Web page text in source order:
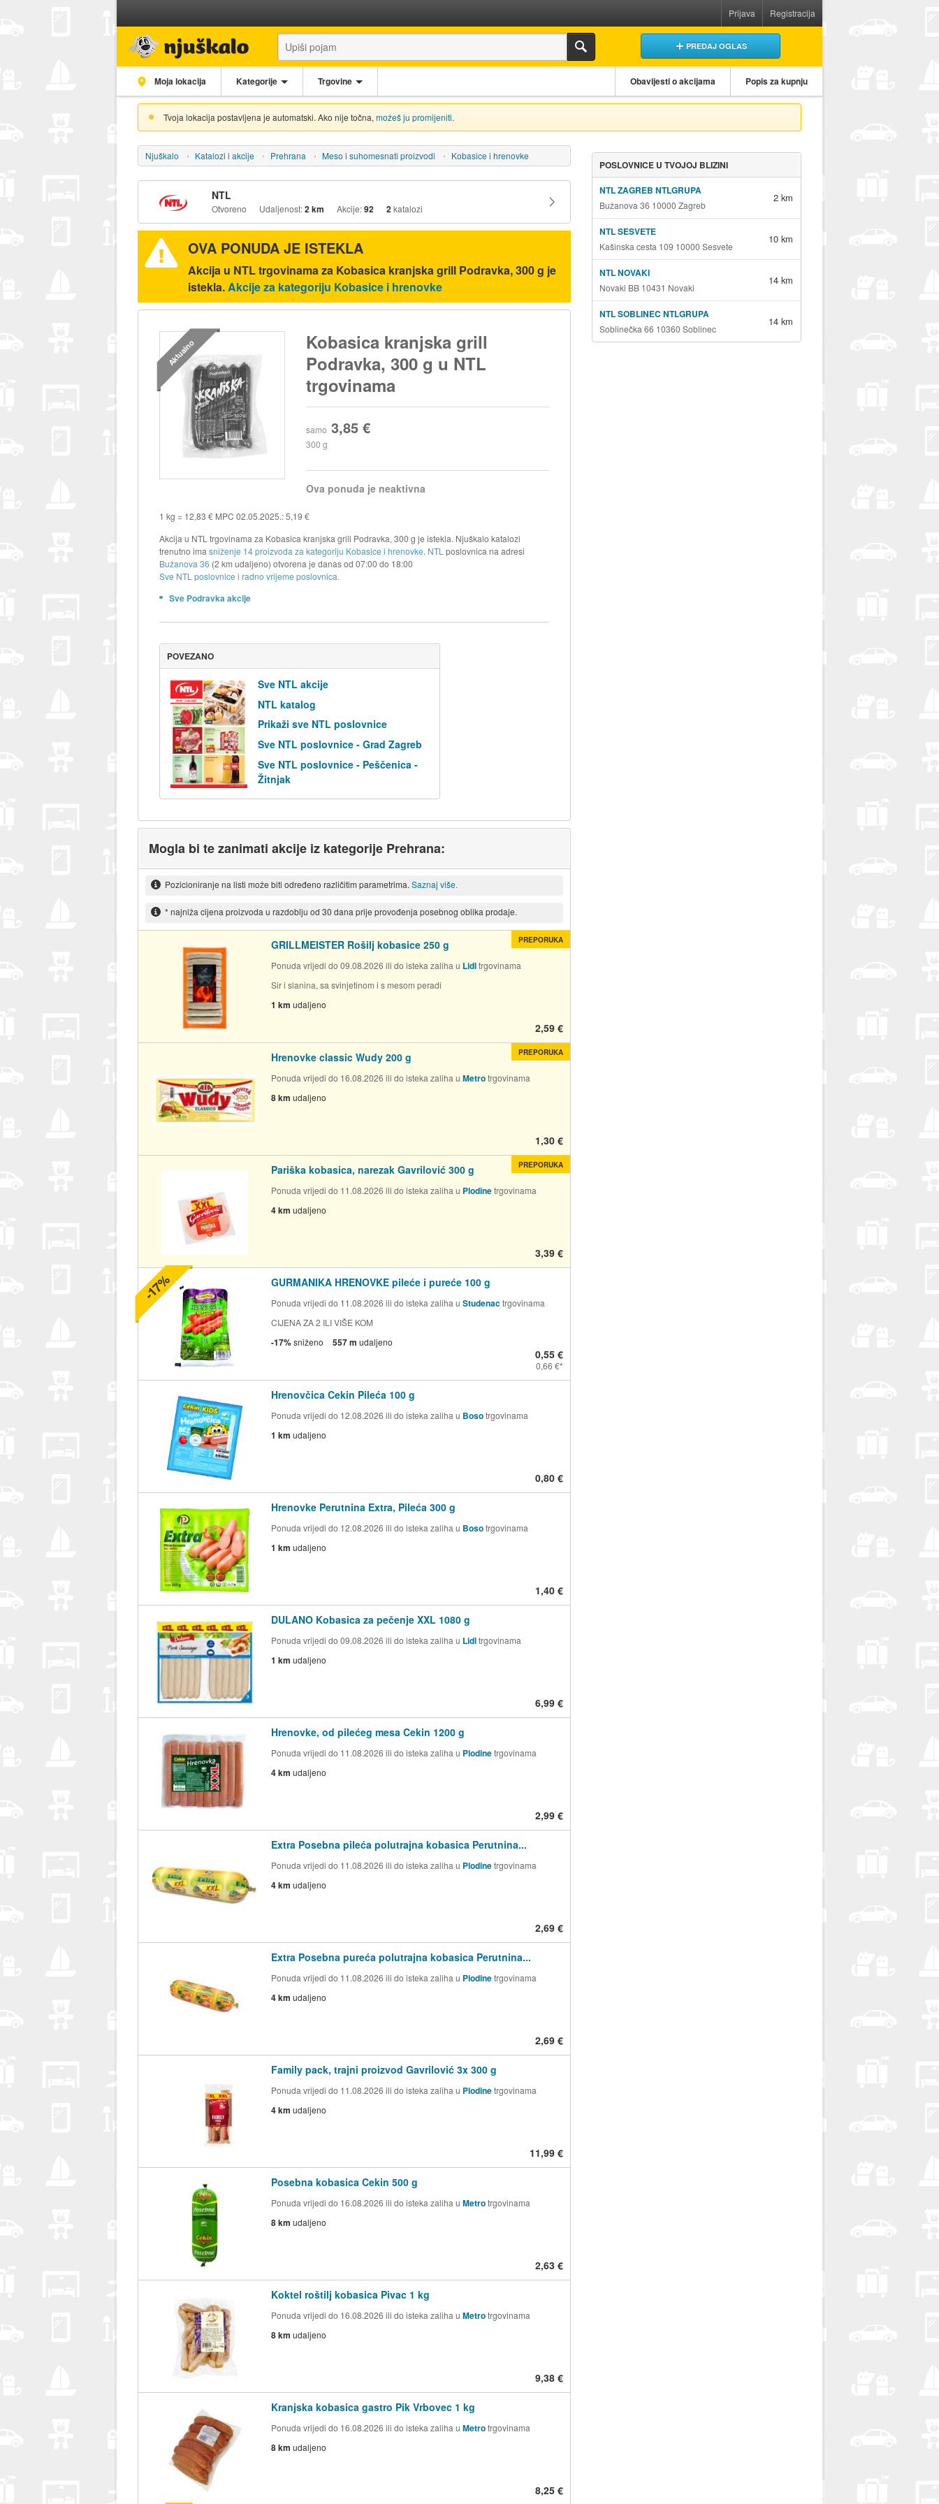
Prijava Registracija
PREDAJ OGLAS
Moja lokacija Kategorije Trgovine Obavijesti o akcijama Popis za kupnju
Tvoja lokacija postavljena je automatski. Ako nije točna, možeš ju promijeniti.
Njuškalo Katalozi i akcije Prehrana Meso i suhomesnati proizvodi Kobasice i hrenovke
NTL
Otvoreno Udaljenost:2 km Akcije:92 2katalozi
OVA PONUDA JE ISTEKLA
Akcija u NTL trgovinama za Kobasica kranjska grill Podravka, 300 g je
istekla.Akcije za kategoriju Kobasice i hrenovke
Aktualno
Kobasica kranjska grill
Podravka, 300 g u NTL
trgovinama
samo 3,85 €
300 g
Ova ponuda je neaktivna
1 kg = 12,83 € MPC 02.05.2025.: 5,19 €
Akcija u NTL trgovinama za Kobasica kranjska grill Podravka, 300 g je istekla. Njuškalo katalozi
trenutno ima sniženje 14 proizvoda za kategoriju Kobasice i hrenovke. NTL poslovnica na adresi
Bužanova 36 (2 km udaljeno) otvorena je danas od 07:00 do 18:00
Sve NTL poslovnice i radno vrijeme poslovnica.
Sve Podravka akcije
POVEZANO
Sve NTL akcije
NTL katalog
Prikaži sve NTL poslovnice
Sve NTL poslovnice - Grad Zagreb
Sve NTL poslovnice - Peščenica -
Žitnjak
Mogla bi te zanimati akcije iz kategorije Prehrana:
Pozicioniranje na listi može biti određeno različitim parametrima.Saznaj više.
* najniža cijena proizvoda u razdoblju od 30 dana prije provođenja posebnog oblika prodaje.
GRILLMEISTER Rošilj kobasice 250 g
Ponuda vrijedi do 09.08.2026 ili do isteka zaliha u Lidltrgovinama
Sir i slanina, sa svinjetinom i s mesom peradi
1 km udaljeno
2,59 €
PREPORUKA
Hrenovke classic Wudy 200 g
Ponuda vrijedi do 16.08.2026 ili do isteka zaliha u Metrotrgovinama
8 km udaljeno
1,30 €
PREPORUKA
Pariška kobasica, narezak Gavrilović 300 g
Ponuda vrijedi do 11.08.2026 ili do isteka zaliha u Plodinetrgovinama
4 km udaljeno
3,39 €
PREPORUKA
GURMANIKA HRENOVKE pileće i pureće 100 g
Ponuda vrijedi do 11.08.2026 ili do isteka zaliha u Studenactrgovinama
CIJENA ZA 2 ILI VIŠE KOM
-17%sniženo 557 m udaljeno
0,55 €
0,66 €
-17%
Hrenovčica Cekin Pileća 100 g
Ponuda vrijedi do 12.08.2026 ili do isteka zaliha u Bosotrgovinama
1 km udaljeno
0,80 €
Hrenovke Perutnina Extra, Pileća 300 g
Ponuda vrijedi do 12.08.2026 ili do isteka zaliha u Bosotrgovinama
1 km udaljeno
1,40 €
DULANO Kobasica za pečenje XXL 1080 g
Ponuda vrijedi do 09.08.2026 ili do isteka zaliha u Lidltrgovinama
1 km udaljeno
6,99 €
Hrenovke, od pilećeg mesa Cekin 1200 g
Ponuda vrijedi do 11.08.2026 ili do isteka zaliha u Plodinetrgovinama
4 km udaljeno
2,99 €
Extra Posebna pileća polutrajna kobasica Perutnina...
Ponuda vrijedi do 11.08.2026 ili do isteka zaliha u Plodinetrgovinama
4 km udaljeno
2,69 €
Extra Posebna pureća polutrajna kobasica Perutnina...
Ponuda vrijedi do 11.08.2026 ili do isteka zaliha u Plodinetrgovinama
4 km udaljeno
2,69 €
Family pack, trajni proizvod Gavrilović 3x 300 g
Ponuda vrijedi do 11.08.2026 ili do isteka zaliha u Plodinetrgovinama
4 km udaljeno
11,99 €
Posebna kobasica Cekin 500 g
Ponuda vrijedi do 16.08.2026 ili do isteka zaliha u Metrotrgovinama
8 km udaljeno
2,63 €
Koktel roštilj kobasica Pivac 1 kg
Ponuda vrijedi do 16.08.2026 ili do isteka zaliha u Metrotrgovinama
8 km udaljeno
9,38 €
Kranjska kobasica gastro Pik Vrbovec 1 kg
Ponuda vrijedi do 16.08.2026 ili do isteka zaliha u Metrotrgovinama
8 km udaljeno
8,25 €
POSLOVNICE U TVOJOJ BLIZINI
NTL ZAGREB NTLGRUPA
Bužanova 36 10000 Zagreb
2 km
NTL SESVETE
Kašinska cesta 109 10000 Sesvete
10 km
NTL NOVAKI
Novaki BB 10431 Novaki
14 km
NTL SOBLINEC NTLGRUPA
Soblinečka 66 10360 Soblinec
14 km